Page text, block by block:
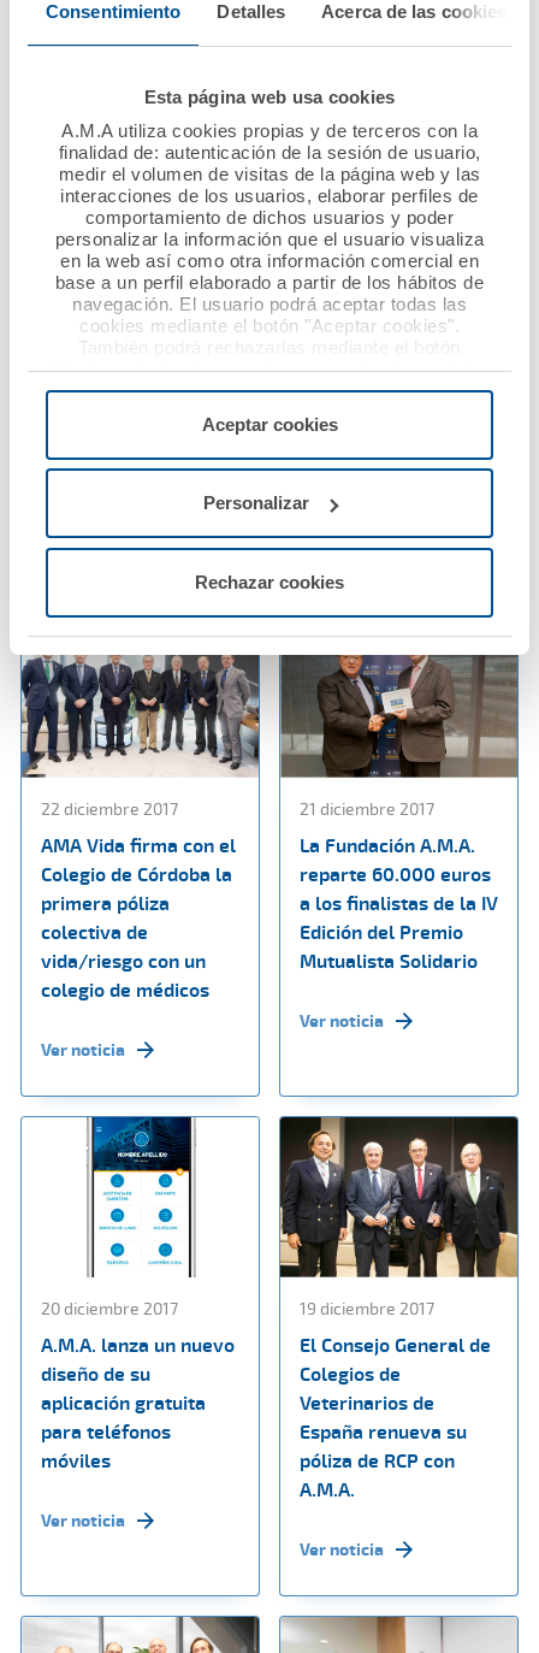
Consentimiento Detalles Acerca de las cookies
Esta página web usa cookies
A.M.A utiliza cookies propias y de terceros con la
finalidad de: autenticación de la sesión de usuario,
medir el volumen de visitas de la página web y las
interacciones de los usuarios, elaborar perfiles de
comportamiento de dichos usuarios y poder
personalizar la información que el usuario visualiza
en la web así como otra información comercial en
base a un perfil elaborado a partir de los hábitos de
navegación. El usuario podrá aceptar todas las
cookies mediante el botón "Aceptar cookies".
También podrá rechazarlas mediante el botón
"Rechazar", donde se rechazarán todas las cookies
menos las necesarias para permitir el acceso a los
configurarlas usando el botón “Personalizar".
Aceptar cookies
Personalizar
Rechazar cookies
Ver noticia
16 enero 2018
A.M.A. se sitúa en el
top ten de las
aseguradoras por su
Ver noticia
11 enero 2018
A.M.A., la Mutua de
los Profesionales
Sanitarios, firma una
con el Colegio de
Farmacéuticos de
Ver noticia
22 diciembre 2017
AMA Vida firma con el
Colegio de Córdoba la
primera póliza
colectiva de
vida/riesgo con un
colegio de médicos
Ver noticia
21 diciembre 2017
La Fundación A.M.A.
reparte 60.000 euros
a los finalistas de la IV
Edición del Premio
Mutualista Solidario
Ver noticia
20 diciembre 2017
A.M.A. lanza un nuevo
diseño de su
aplicación gratuita
para teléfonos
móviles
Ver noticia
19 diciembre 2017
El Consejo General de
Colegios de
Veterinarios de
España renueva su
póliza de RCP con
A.M.A.
Ver noticia